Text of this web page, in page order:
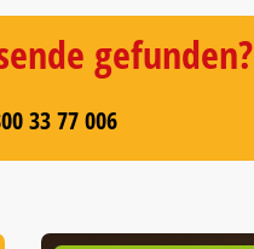
gefunden?
33 77 006